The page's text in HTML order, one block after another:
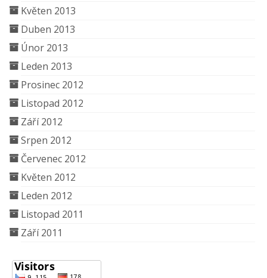
Květen 2013
Duben 2013
Únor 2013
Leden 2013
Prosinec 2012
Listopad 2012
Září 2012
Srpen 2012
Červenec 2012
Květen 2012
Leden 2012
Listopad 2011
Září 2011